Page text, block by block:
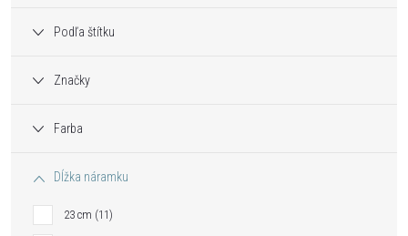
Podľa štítku
Značky
Farba
Dĺžka náramku
23 cm 11